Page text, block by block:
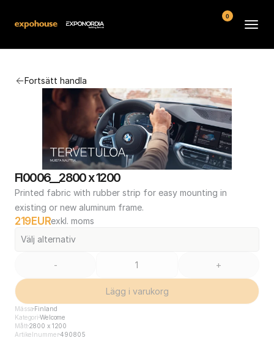
Fortsätt handla
FI0006__2800 x 1200
Printed fabric with rubber strip for easy mounting in
existing or new aluminum frame.
219EURexkl. moms
Välj alternativ
- +
Lägg i varukorg
Mässa Finland
KategoriWelcome
Mått2800 x 1200
Artikelnummer490805
Kontakt
Köpvillkor
0